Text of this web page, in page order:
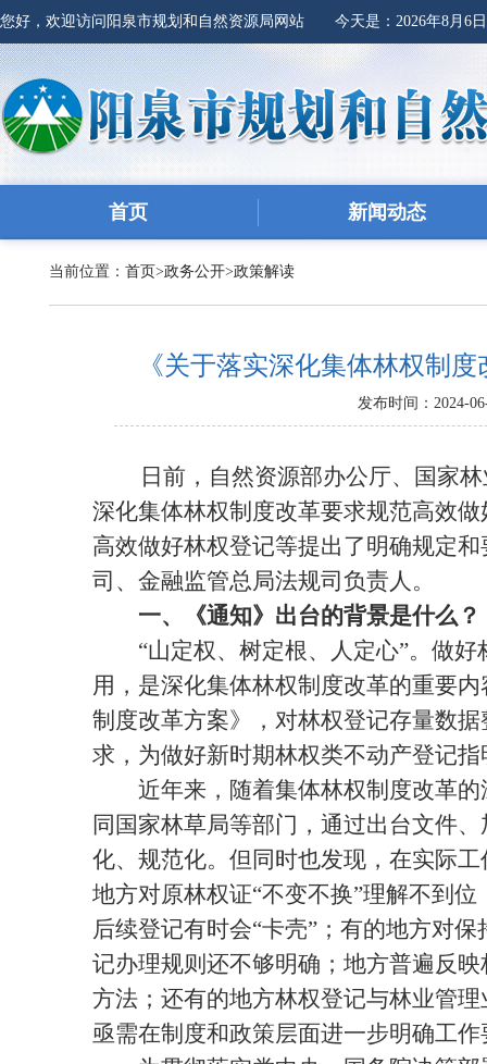
您好，欢迎访问阳泉市规划和自然资源局网站 今天是： 2026年8月6
首页 新闻动态
当前位置： 首页>政务公开>政策解读
《关于落实深化集体林权制
发布时间：2024-
日前，自然资源部办公厅、国家林
深化集体林权制度改革要求规范高效
高效做好林权登记等提出了明确规定
司、金融监管总局法规司负责人。
一、《通知》出台的背景是什么？
“山定权、树定根、人定心”。做好
用，是深化集体林权制度改革的重要
制度改革方案》，对林权登记存量数
求，为做好新时期林权类不动产登记
近年来，随着集体林权制度改革的
同国家林草局等部门，通过出台文件
化、规范化。但同时也发现，在实际
地方对原林权证“不变不换”理解不到
后续登记有时会“卡壳”；有的地方对
记办理规则还不够明确；地方普遍反
方法；还有的地方林权登记与林业管
亟需在制度和政策层面进一步明确工